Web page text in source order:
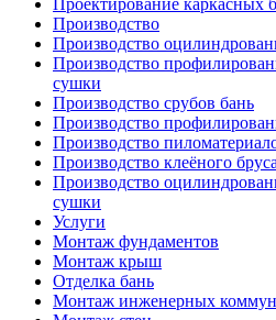
Проектирование каркасных
Производство
Производство
Производство
сушки
Производство срубов бань
Производство
Производство
Производство клеёного бруса
Производство
сушки
Услуги
Монтаж фундаментов
Монтаж крыш
Отделка бань
Монтаж инженерных